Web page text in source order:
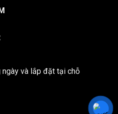
và lắp đặt tại chỗ